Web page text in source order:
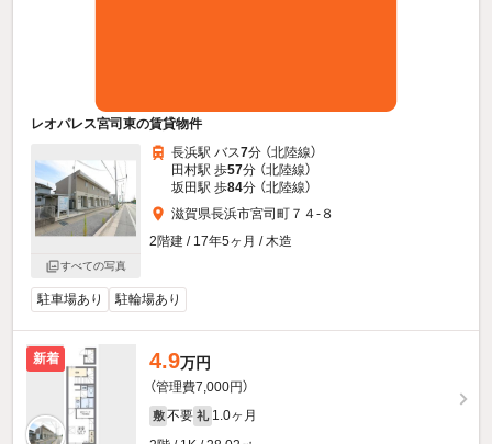
レオパレス宮司東の賃貸物件
すべての写真
長浜駅 バス7分 （北陸線）
田村駅 歩57分 （北陸線）
坂田駅 歩84分 （北陸線）
滋賀県長浜市宮司町７４-８
2階建 / 17年5ヶ月 / 木造
駐車場あり 駐輪場あり
新着 4.9万円
（管理費7,000円）
敷 不要 礼 1.0ヶ月